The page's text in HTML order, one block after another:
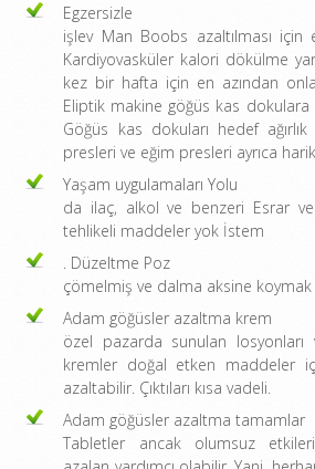
Egzersizle
işlev Man Boobs azaltılması için
Kardiyovasküler kalori dökülme
kez bir hafta için en azından
Eliptik makine göğüs kas dokulara
Göğüs kas dokuları hedef
presleri ve eğim presleri ayrıca
Yaşam uygulamaları Yolu
da ilaç, alkol ve benzeri Esrar
tehlikeli maddeler yok İstem
. Düzeltme Poz
çömelmiş ve dalma aksine koymak
Adam göğüsler azaltma krem
özel pazarda sunulan losyonları
kremler doğal etken maddeler
azaltabilir. Çıktıları kısa vadeli.
Adam göğüsler azaltma tamamlar
Tabletler ancak olumsuz